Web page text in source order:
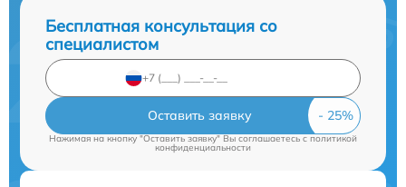
Бесплатная консультация со
специалистом
Оставить заявку
Нажимая на кнопку "Оставить заявку" Вы соглашаетесь cполитикой
конфиденциальности